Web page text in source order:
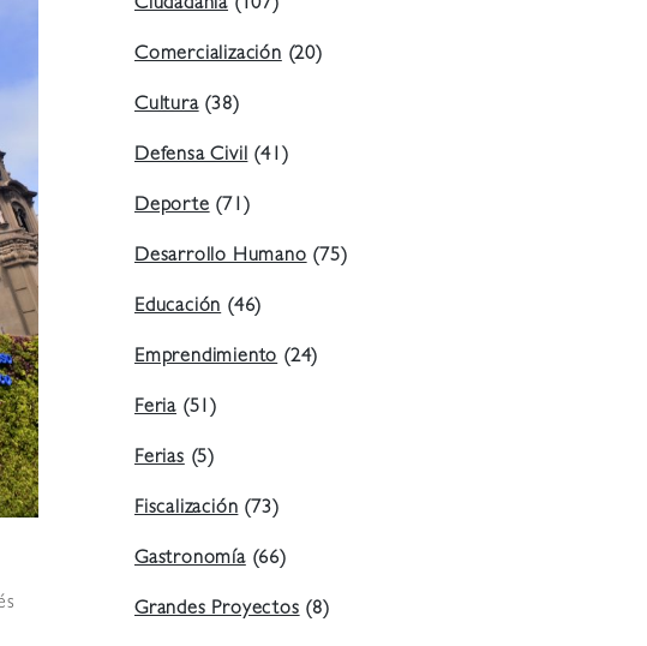
Ciudadanía (107)
Comercialización(20)
Cultura(38)
Defensa Civil(41)
Deporte(71)
Desarrollo Humano(75)
Educación(46)
Emprendimiento(24)
Feria (51)
Ferias(5)
Fiscalización(73)
Gastronomía(66)
Grandes Proyectos(8)